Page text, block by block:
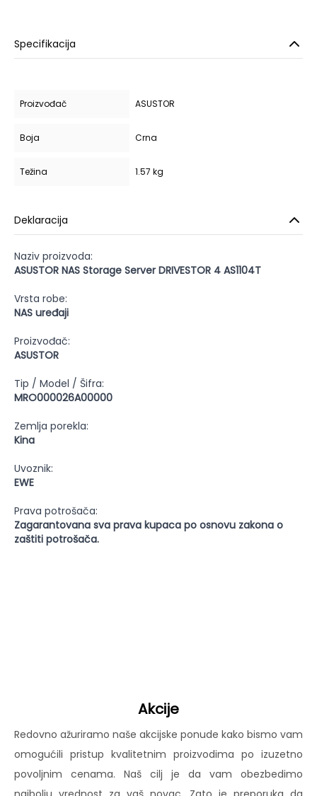
Specifikacija
Proizvođač ASUSTOR
Boja Crna
Težina 1.57 kg
Deklaracija
Naziv proizvoda:
ASUSTOR NAS Storage Server DRIVESTOR 4 AS1104T
Vrsta robe:
NAS uređaji
Proizvođač:
ASUSTOR
Tip / Model / Šifra:
MRO000026A00000
Zemlja porekla:
Kina
Uvoznik:
EWE
Prava potrošača:
Zagarantovana sva prava kupaca po osnovu zakona o
zaštiti potrošača.
Akcije
Redovno ažuriramo naše akcijske ponude kako bismo vam
omogućili pristup kvalitetnim proizvodima po izuzetno
povoljnim cenama. Naš cilj je da vam obezbedimo